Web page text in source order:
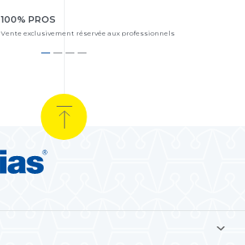
100% PROS
Vente exclusivement réservée aux professionnels